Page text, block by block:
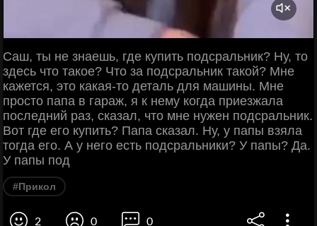
Саш, ты не знаешь, где купить подсральник? Ну, то
здесь что такое? Что за подсральник такой? Мне
кажется, это какая-то деталь для машины. Мне
просто папа в гараж, я к нему когда приезжала
последний раз, сказал, что мне нужен подсральник.
Вот где его купить? Папа сказал. Ну, у папы взяла
тогда его. А у него есть подсральники? У папы? Да.
У папы под
#Прикол
2 0 0